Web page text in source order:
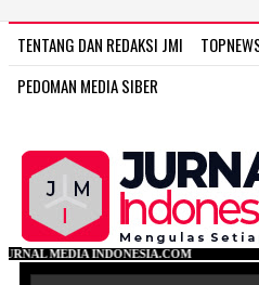
TENTANG DAN REDAKSI JMI
PEDOMAN MEDIA SIBER